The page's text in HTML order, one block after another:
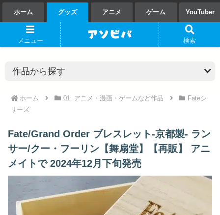
ホーム グッズ アニメ ゲーム YouTuber
ホーム 01. アニメ・漫画・ゲームなど作品
Fateシ
リーズ
Fate/Grand Order ブレスレット-京都製- ラン
サー/クー・フーリン【舞扇堂】【再販】 アニ
メイトで 2024年12月下旬発売
メニュー 検索